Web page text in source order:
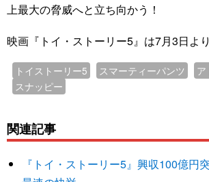
上最大の脅威へと立ち向かう！
映画『トイ・ストーリー5』は7月3日よ
トイストーリー5 スマーティーパンツ
ア
スナッピー
関連記事
『トイ・ストーリー5』興収100億円